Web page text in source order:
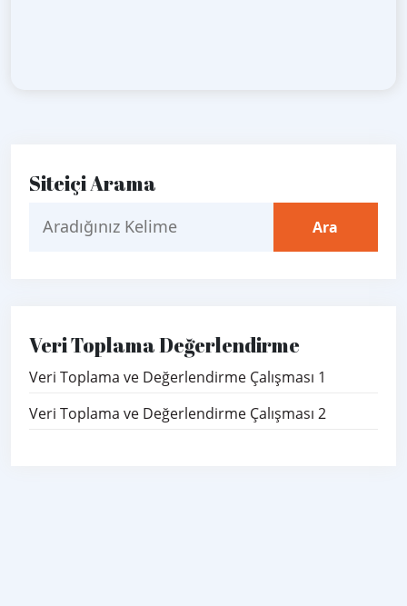
Siteiçi Arama
Veri Toplama Değerlendirme
Veri Toplama ve Değerlendirme Çalışması 1
Veri Toplama ve Değerlendirme Çalışması 2